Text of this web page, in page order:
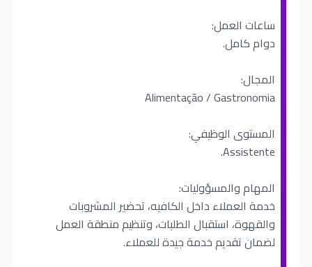
ساعات العمل:
دوام كامل.
المجال:
Alimentação / Gastronomia
المستوى الوظيفي:
Assistente.
المهام والمسؤوليات:
خدمة العملاء داخل الكافيه، تحضير المشروبات
والقهوة، استقبال الطلبات، وتنظيم منطقة العمل
لضمان تقديم خدمة جيدة للعملاء.